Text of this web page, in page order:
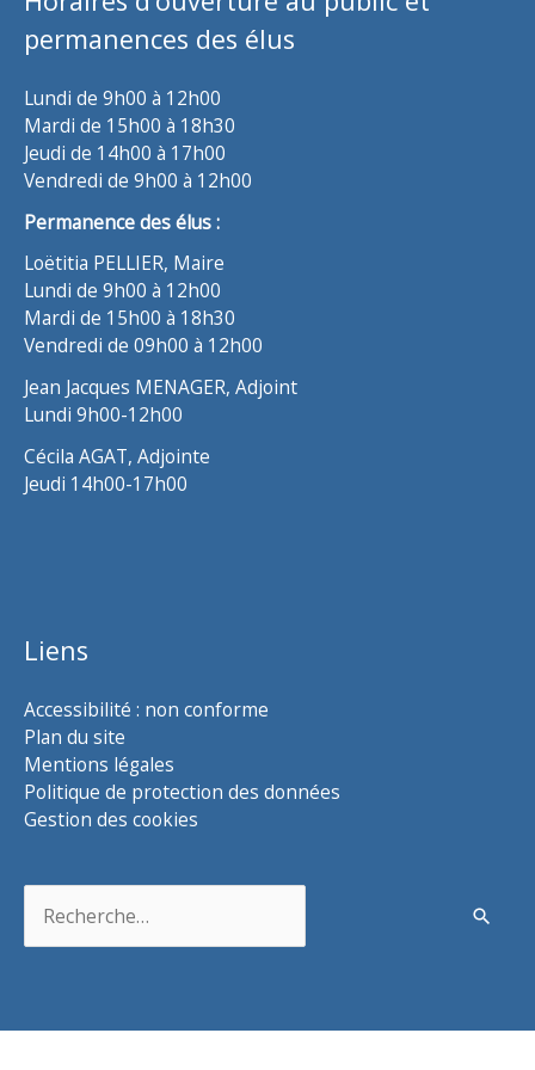
permanences des élus
Lundi de 9h00 à 12h00
Mardi de 15h00 à 18h30
Jeudi de 14h00 à 17h00
Vendredi de 9h00 à 12h00
Permanence des élus :
Loëtitia PELLIER, Maire
Lundi de 9h00 à 12h00
Mardi de 15h00 à 18h30
Vendredi de 09h00 à 12h00
Jean Jacques MENAGER, Adjoint
Lundi 9h00-12h00
Cécila AGAT, Adjointe
Jeudi 14h00-17h00
Liens
Accessibilité : non conforme
Plan du site
Mentions légales
Politique de protection des données
Gestion des cookies